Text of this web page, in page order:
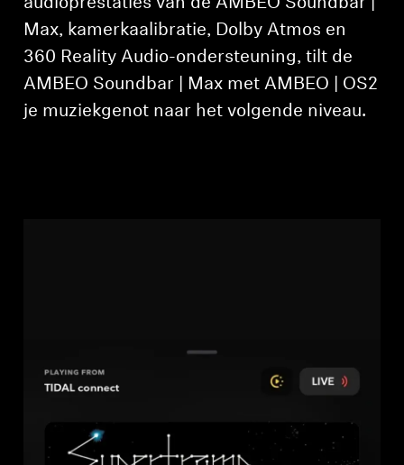
audioprestaties van de AMBEO Soundbar |
Max, kamerkaalibratie, Dolby Atmos en
360 Reality Audio-ondersteuning, tilt de
AMBEO Soundbar | Max met AMBEO | OS2
je muziekgenot naar het volgende niveau.